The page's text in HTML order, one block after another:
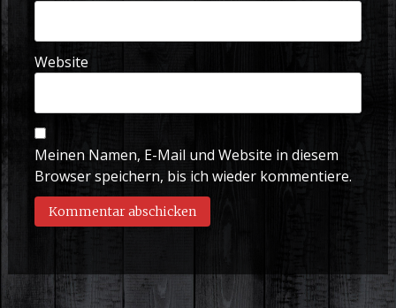
Website
Meinen Namen, E-Mail und Website in diesem
Browser speichern, bis ich wieder kommentiere.